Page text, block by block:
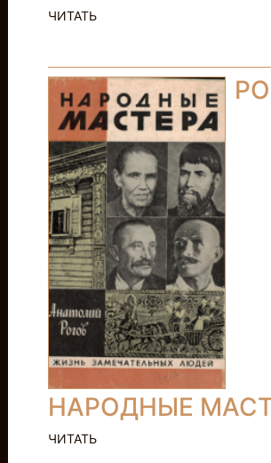
ЧИТАТЬ
НАРОДНЫЕ
ЧИТАТЬ